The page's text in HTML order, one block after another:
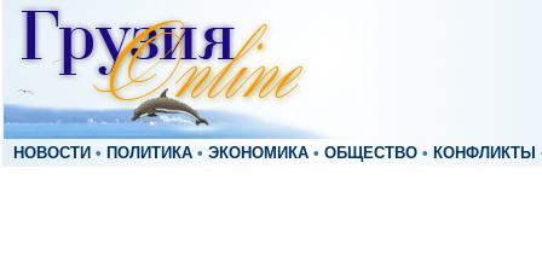
НОВОСТИ • ПОЛИТИКА • ЭКОНОМИКА • ОБЩЕСТВО • КОНФЛИКТЫ